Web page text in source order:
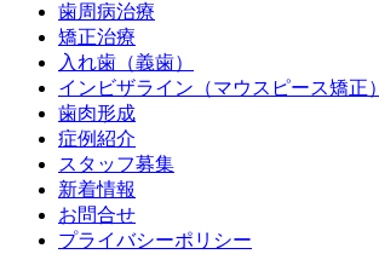
歯周病治療
矯正治療
入れ歯（義歯）
インビザライン（マウスピース矯正）
歯肉形成
症例紹介
スタッフ募集
新着情報
お問合せ
プライバシーポリシー